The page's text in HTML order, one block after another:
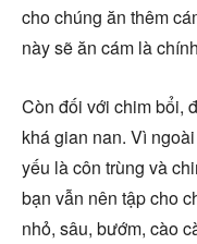
cho chúng ăn thêm
này sẽ ăn cám là
Còn đối với chim bổi,
khá gian nan. Vì
yếu là côn trùng và
bạn vẫn nên tập cho
nhỏ, sâu, bướm, cào